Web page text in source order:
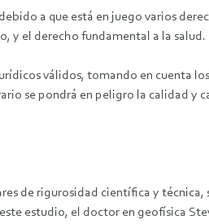
a que está en juego varios
y el derecho fundamental a la salud.
válidos, tomando en cuenta
se pondrá en peligro la calidad y
de rigurosidad científica y
estudio, el doctor en geofísica